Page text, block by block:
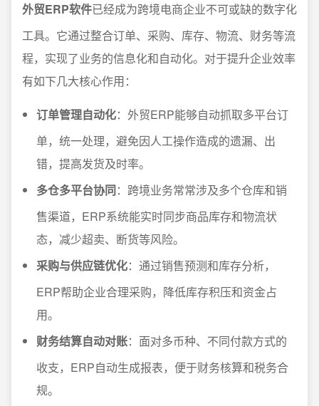
外贸ERP软件已经成为跨境电商企业不可或缺的数字化
工具。它通过整合订单、采购、库存、物流、财务等流
程，实现了业务的信息化和自动化。对于提升企业效率
有如下几大核心作用：
订单管理自动化：外贸ERP能够自动抓取多平台订
单，统一处理，避免因人工操作造成的遗漏、出
错，提高发货及时率。
多仓多平台协同：跨境业务常常涉及多个仓库和销
售渠道，ERP系统能实时同步商品库存和物流状
态，减少超卖、断货等风险。
采购与供应链优化：通过销售预测和库存分析，
ERP帮助企业合理采购，降低库存积压和资金占
用。
财务结算自动对账：面对多币种、不同付款方式的
收支，ERP自动生成报表，便于财务核算和税务合
规。